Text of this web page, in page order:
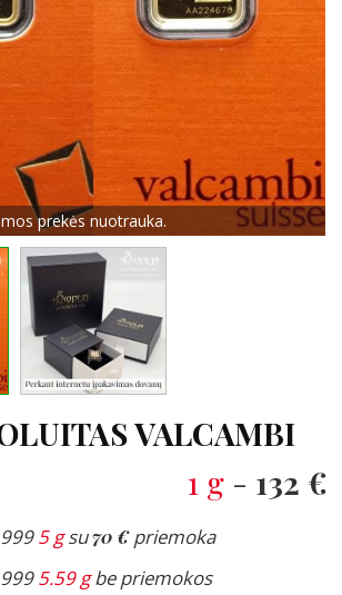
prekės nuotrauka.
VALCAMBI
1 g - 132 €
5 gsu70 €priemoka
5.59 gbe priemokos